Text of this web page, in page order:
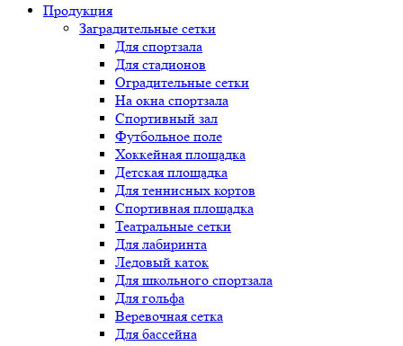
Продукция
Заградительные сетки
Для спортзала
Для стадионов
Оградительные сетки
На окна спортзала
Спортивный зал
Футбольное поле
Хоккейная площадка
Детская площадка
Для теннисных кортов
Спортивная площадка
Театральные сетки
Для лабиринта
Ледовый каток
Для школьного спортзала
Для гольфа
Веревочная сетка
Для бассейна